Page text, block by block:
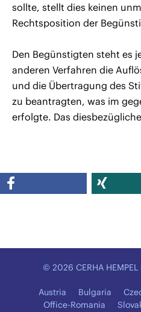
sollte, stellt dies keinen
Rechtsposition der
Den Begünstigten steht es
anderen Verfahren die
und die Übertragung des
zu beantragten, was im
erfolgte. Das
© 2026 CERHA
Austria Bulgaria
Office-Romania